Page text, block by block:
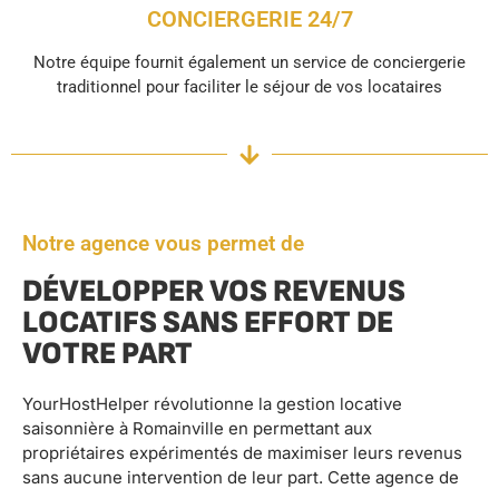
CONCIERGERIE 24/7
Notre équipe fournit également un service de conciergerie
traditionnel pour faciliter le séjour de vos locataires
Notre agence vous permet de
DÉVELOPPER VOS REVENUS
LOCATIFS SANS EFFORT DE
VOTRE PART
YourHostHelper révolutionne la gestion locative
saisonnière à Romainville en permettant aux
propriétaires expérimentés de maximiser leurs revenus
sans aucune intervention de leur part. Cette agence de